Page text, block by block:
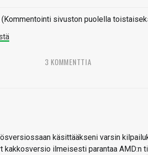
(Kommentointi sivuston puolella
3 KOMMENTTIA
käsittääkseni varsin
kakkosversio ilmeisesti parantaa AMD:n